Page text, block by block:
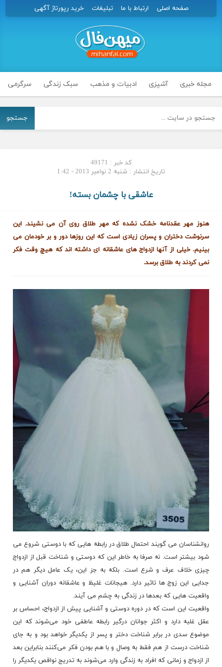
صفحه اصلی ارتباط با ما تبلیغات خرید رپورتاژ آگهی
مجله خبری آشپزی ادبیات و مذهب سبک زندگی سرگرمی
جستجو
کد خبر : 49171
تاریخ انتشار : شنبه 2 نوامبر 2013 - 1:42
عاشقی با چشمان بسته!
هنوز مهر عقدنامه خشک نشده که مهر طلاق روی آن می نشیند. این
سرنوشت دختران و پسران زیادی است که این روزها دور و بر خودمان می
بینیم. خیلی از آنها ازدواج های عاشقانه ای داشته اند که هیچ وقت فکر
نمی کردند به طلاق برسد.
روانشناسان می گویند احتمال طلاق در رابطه هایی که با دوستی شروع می
شود بیشتر است. نه صرفا به خاطر این که دوستی و شناخت قبل از ازدواج
چیزی خلاف عرف و شرع است. بلکه به جز این، یک عامل دیگر هم در
جدایی این زوج ها تاثیر دارد. هیجانات غلیظ و عاشقانه دوران آشنایی و
واقعیت هایی که بعدها در زندگی به چشم می آیند.
واقعیت این است که در دوره دوستی و آشنایی پیش از ازدواج، احساس بر
عقل غلبه دارد و اکثر جوانان درگیر رابطه عاطفی خود می‌شوند که این
موضوع سدی در برابرشناخت دختر و پسر از یکدیگر خواهد بود و به جای
شناخت درست از هم فقط به وصال و با هم بودن فکر می‌کنند بنابراین بعد
از ازدواج و زمانی که افراد به زندگی وارد می‌شوند به تدریج نواقص یکدیگر را